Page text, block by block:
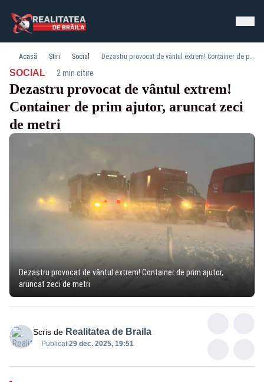
Acasă Știri Social Dezastru provocat de vântul extrem! Container de prim ajutor, aruncat zeci de metri
SOCIAL· 2 min citire
Dezastru provocat de vântul extrem!
Container de prim ajutor, aruncat zeci
de metri
Dezastru provocat de vântul extrem! Container de prim ajutor,
aruncat zeci de metri
Scris de Realitatea de Braila
Publicat:29 dec. 2025, 19:51